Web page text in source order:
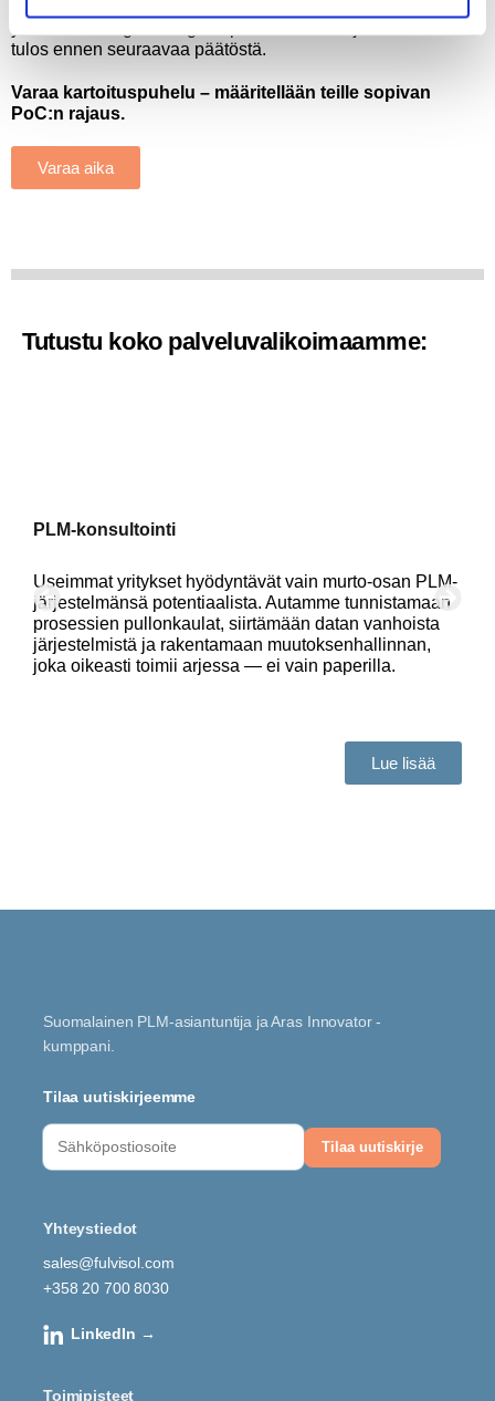
tulos ennen seuraavaa päätöstä.
Varaa kartoituspuhelu – määritellään teille sopivan
PoC:n rajaus.
Varaa aika
Tutustu koko palveluvalikoimaamme:
PLM-konsultointi
Useimmat yritykset hyödyntävät vain murto-osan PLM-
järjestelmänsä potentiaalista. Autamme tunnistamaan
prosessien pullonkaulat, siirtämään datan vanhoista
järjestelmistä ja rakentamaan muutoksenhallinnan,
joka oikeasti toimii arjessa — ei vain paperilla.
Lue lisää
Suomalainen PLM-asiantuntija ja Aras Innovator -
kumppani.
Tilaa uutiskirjeemme
Yhteystiedot
sales@fulvisol.com
+358 20 700 8030
LinkedIn →
Toimipisteet